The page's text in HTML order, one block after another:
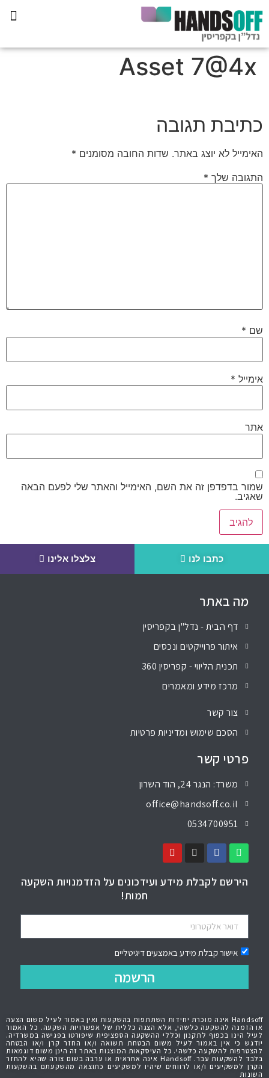
Asset 7@4x
כתיבת תגובה
האימייל לא יוצג באתר. שדות החובה מסומנים *
התגובה שלך *
שם *
אימייל *
אתר
שמור בדפדפן זה את השם, האימייל והאתר שלי לפעם הבאה
שאגיב.
כתבו לנו צלצלו אלינו
מה באתר
דף הבית - נדל"ן בקפריסין
איתור פרוייקטים ונכסים
תכנית הליווי - קפריסין 360
מרכז מידע ומאמרים
צור קשר
הסכם שימוש ומדיניות פרטיות
פרטי קשר
משרד: הנגר 24, הוד השרון
office@handsoff.co.il
0534700951
הירשם לקבלת מידע ועידכונים על הזדמנויות השקעה
חמות!
אישור קבלת מידע באמצעים דיגיטליים
הרשמה
Handsoff אינה מוכרת יחידות השתתפות בהשקעות ואין באמור לעיל משום הצעה
או הזמנה להשקעה כלשהי, אלא הצגה כללית של אפשרויות השקעה. כל האמור
לעיל הינו בכפוף לתקנון וכללי ההשקעה הספציפית שיפורטו בפגישה במשרדיה.
יודגש כי אין באמור לעיל משום הבטחת תשואה ו/או החזר קרן ו/או הבטחה
להצטרפות להשקעה כלשהי. כל העיסקאות המוצגות באתר זה הינן משום דוגמאות
בלבד להשקעות עבר. Handsoff אינה אחראית או ערבה בשום צורה שהיא להחזר
הקרן למשקיעים ו/או לרווחים שיהיו למשקיעים כתוצאה מהשקעתם בהשקעות
השונות